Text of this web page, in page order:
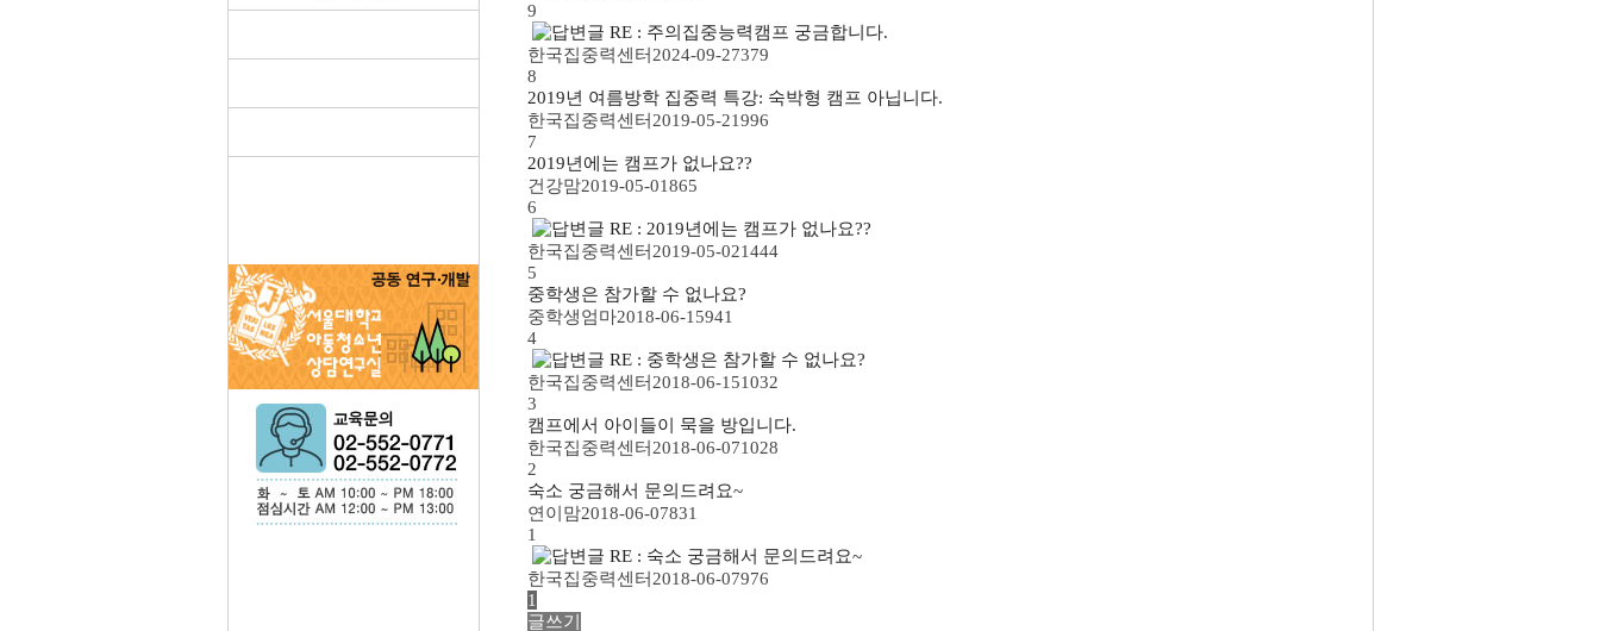
9
RE : 주의집중능력캠프 궁금합니다.
한국집중력센터 2024-09-27379
8
2019년 여름방학 집중력 특강: 숙박형 캠프 아닙니다.
한국집중력센터 2019-05-21996
7
2019년에는 캠프가 없나요??
건강맘2019-05-01865
6
RE : 2019년에는 캠프가 없나요??
한국집중력센터 2019-05-021444
5
중학생은 참가할 수 없나요?
중학생엄마2018-06-15941
4
RE : 중학생은 참가할 수 없나요?
한국집중력센터 2018-06-151032
3
캠프에서 아이들이 묵을 방입니다.
한국집중력센터 2018-06-071028
2
숙소 궁금해서 문의드려요~
연이맘2018-06-07831
1
RE : 숙소 궁금해서 문의드려요~
한국집중력센터 2018-06-07976
1
글쓰기